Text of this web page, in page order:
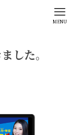
MENU
した。